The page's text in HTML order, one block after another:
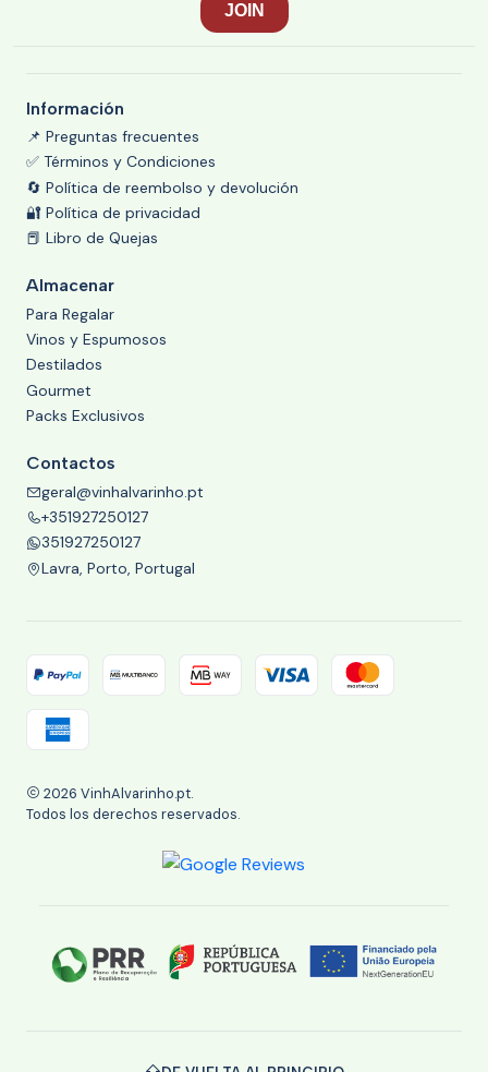
Información
📌 Preguntas frecuentes
✅ Términos y Condiciones
🔄 Política de reembolso y devolución
🔐 Política de privacidad
📕 Libro de Quejas
Almacenar
Para Regalar
Vinos y Espumosos
Destilados
Gourmet
Packs Exclusivos
Contactos
geral@vinhalvarinho.pt
+351927250127
351927250127
Lavra, Porto, Portugal
2026 VinhAlvarinho.pt.
Todos los derechos reservados.